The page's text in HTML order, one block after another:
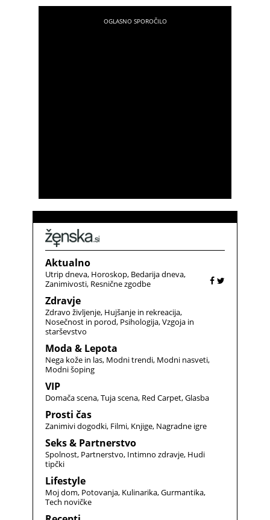
pranje? In če bi ti v primeru okvare še sam
Aktualno
Utrip dneva Horoskop Bedarija dneva
Zanimivosti Resnične zgodbe
Zdravje
Zdravo življenje Hujšanje in rekreacija
Nosečnost in porod Psihologija Vzgoja in
starševstvo
Moda & Lepota
Nega kože in las Modni trendi Modni nasveti
Modni šoping
VIP
Domača scena Tuja scena Red Carpet Glasba
Prosti čas
Zanimivi dogodki Filmi Knjige Nagradne igre
Seks & Partnerstvo
Spolnost Partnerstvo Intimno zdravje Hudi
tipčki
Lifestyle
Moj dom Potovanja Kulinarika Gurmantika
Tech novičke